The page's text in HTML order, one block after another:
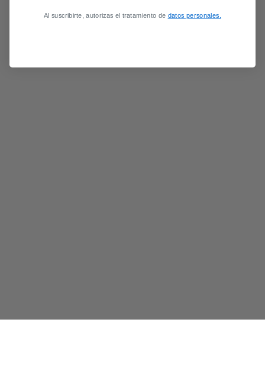
Al suscribirte, autorizas el tratamiento de datos personales.